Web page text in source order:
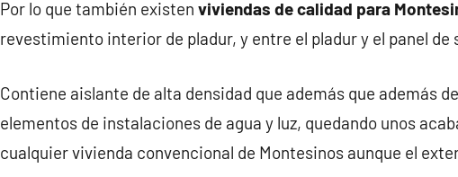
Por lo que también existen viviendas de calidad para
revestimiento interior de pladur, y entre el pladur y el panel
Contiene aislante de alta densidad que además que además
elementos de instalaciones de agua y luz, quedando unos
cualquier vivienda convencional de Montesinos aunque el